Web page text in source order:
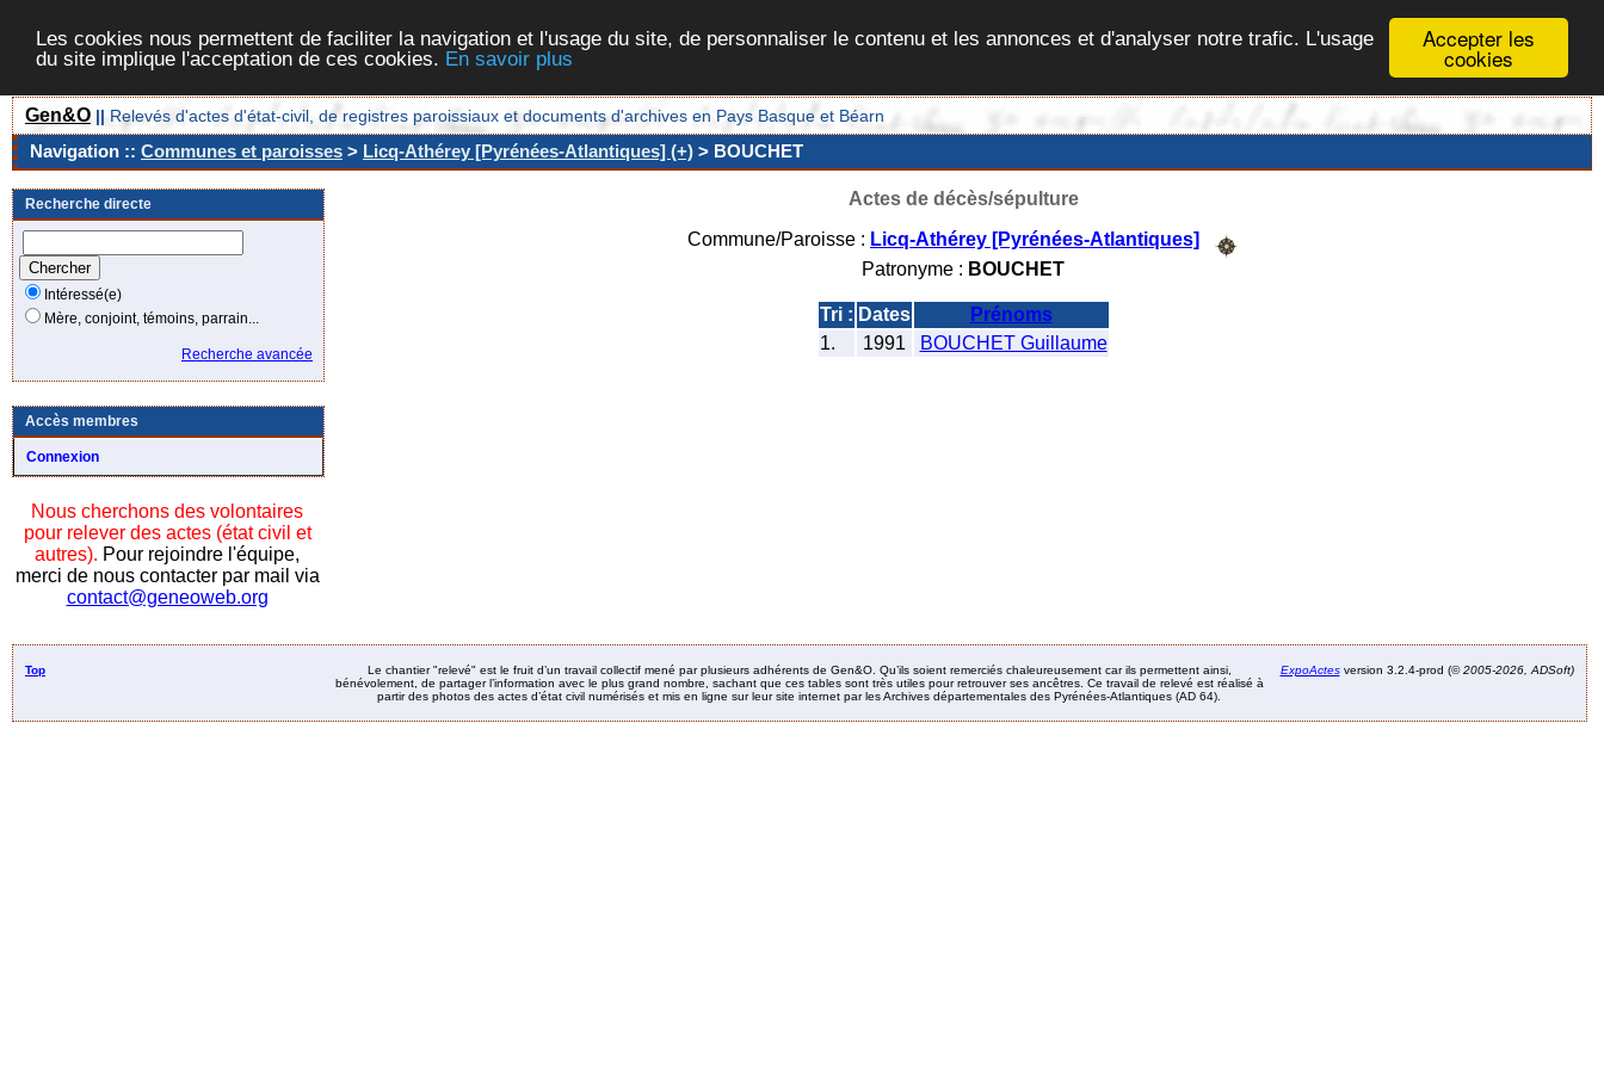
Accepter les
cookies
Les cookies nous permettent de faciliter la navigation et l'usage du site, de personnaliser le contenu et les annonces et d'analyser notre trafic. L'usage
du site implique l'acceptation de ces cookies. En savoir plus
Gen&O || Relevés d'actes d'état-civil, de registres paroissiaux et documents d'archives en Pays Basque et Béarn
Navigation :: Communes et paroisses > Licq-Athérey [Pyrénées-Atlantiques] (+) > BOUCHET
Recherche directe
Intéressé(e)
Mère, conjoint, témoins, parrain...
Recherche avancée
Accès membres
Connexion
Nous cherchons des volontaires
pour relever des actes (état civil et
autres). Pour rejoindre l'équipe,
merci de nous contacter par mail via
contact@geneoweb.org
Actes de décès/sépulture
Commune/Paroisse : Licq-Athérey [Pyrénées-Atlantiques]
Patronyme : BOUCHET
Tri : Dates
Prénoms
1.
1991 BOUCHET Guillaume
Top
Le chantier "relevé" est le fruit d’un travail collectif mené par plusieurs adhérents de Gen&O. Qu’ils soient remerciés chaleureusement car ils permettent ainsi,
bénévolement, de partager l’information avec le plus grand nombre, sachant que ces tables sont très utiles pour retrouver ses ancêtres. Ce travail de relevé est réalisé à
partir des photos des actes d’état civil numérisés et mis en ligne sur leur site internet par les Archives départementales des Pyrénées-Atlantiques (AD 64).
ExpoActesversion 3.2.4-prod (©2005-2026, ADSoft)